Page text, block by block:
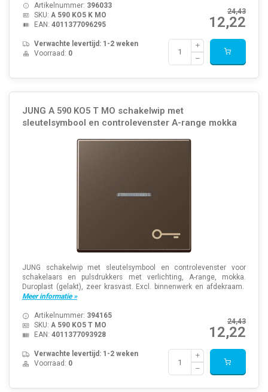
24,43
12,22
Artikelnummer: 396033
SKU: A 590 KO5 K MO
EAN: 4011377096295
Verwachte levertijd: 1-2 weken
Voorraad: 0
JUNG A 590 KO5 T MO schakelwip met
sleutelsymbool en controlevenster A-range mokka
JUNG schakelwip met sleutelsymbool en controlevenster voor
schakelaars en pulsdrukkers met verlichting, A-range, mokka.
Duroplast (gelakt), zeer krasvast. Excl. binnenwerk en afdekraam.
Meer informatie »
24,43
12,22
Artikelnummer: 394165
SKU: A 590 KO5 T MO
EAN: 4011377093928
Verwachte levertijd: 1-2 weken
Voorraad: 0